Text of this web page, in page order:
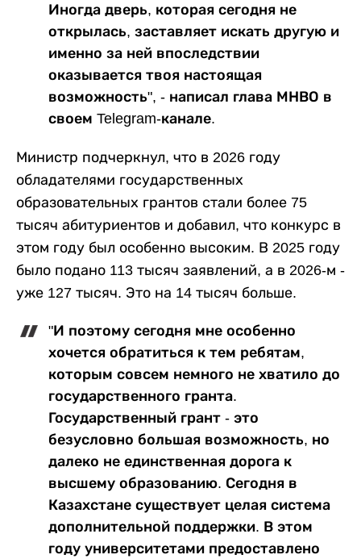
Иногда дверь, которая сегодня не
открылась, заставляет искать другую и
именно за ней впоследствии
оказывается твоя настоящая
возможность", - написал глава МНВО в
своем Telegram-канале.
Министр подчеркнул, что в 2026 году
обладателями государственных
образовательных грантов стали более 75
тысяч абитуриентов и добавил, что конкурс в
этом году был особенно высоким. В 2025 году
было подано 113 тысяч заявлений, а в 2026-м -
уже 127 тысяч. Это на 14 тысяч больше.
"И поэтому сегодня мне особенно
хочется обратиться к тем ребятам,
которым совсем немного не хватило до
государственного гранта.
Государственный грант - это
безусловно большая возможность, но
далеко не единственная дорога к
высшему образованию. Сегодня в
Казахстане существует целая система
дополнительной поддержки. В этом
году университетами предоставлено